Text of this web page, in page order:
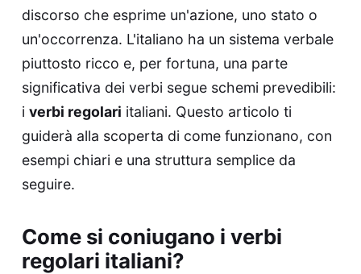
discorso che esprime un'azione, uno stato o
un'occorrenza. L'italiano ha un sistema verbale
piuttosto ricco e, per fortuna, una parte
significativa dei verbi segue schemi prevedibili:
i verbi regolari italiani. Questo articolo ti
guiderà alla scoperta di come funzionano, con
esempi chiari e una struttura semplice da
seguire.
Come si coniugano i verbi
regolari italiani?